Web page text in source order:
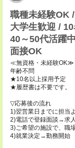
職種未経験OK
大学生歓迎 /
40～50代活躍
面接OK
≪無資格・未経験OK≫
年齢不問
★10名以上採用予定
★履歴書は不要です。
▽応募後の流れ
1)翌営業日までに担当
2)電話で登録面談→求
3)ご希望の施設で、職
4)就業決定→勤務開始